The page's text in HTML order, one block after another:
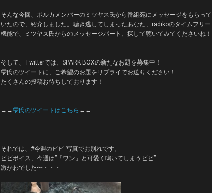
そんな今回、ポルカメンバーのミツヤス氏から番組宛にメッセージをもらって
いたので、紹介しました。聴き逃してしまったあなた、radikoのタイムフリー
機能で、ミツヤス氏からのメッセージパート、探して聴いてみてくださいね！
そして、Twitterでは、SPARK BOXの新たなお題を募集中！
雫氏のツイートに、ご希望のお題をリプライでお送りください！
たくさんの投稿お待ちしております！
→→ 雫氏のツイートはこちら ←←
それでは、#今週のビビ 写真でお別れです。
ビビボイス、今週は”「ワン」と可愛く鳴いてしまうビビ”
激かわでした〜・・・